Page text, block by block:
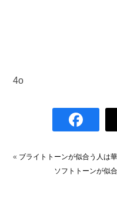
4o
« ブライトトーンが似合う人は
ソフトトーンが似